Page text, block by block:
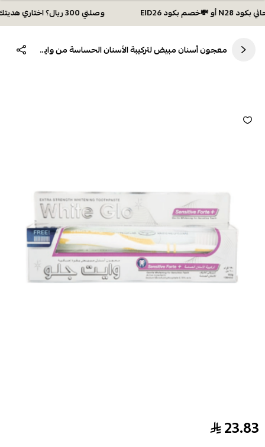
وصلتي 300 ريال؟ اختاري هديتك :🏍 شحن مجاني بكود N28 أو 💸خصم بكود EID26
معجون أسنان مبيض لتركيبة الأسنان الحساسة من وايت جلو - 100 مل
معجون أسنان مبيض لتركيبة الأسنان الحساسة من وايت
23.83